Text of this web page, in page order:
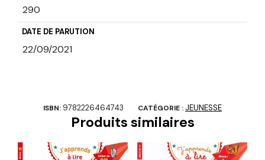
290
DATE DE PARUTION
22/09/2021
ISBN: 9782226464743 CATÉGORIE : JEUNESSE
Produits similaires